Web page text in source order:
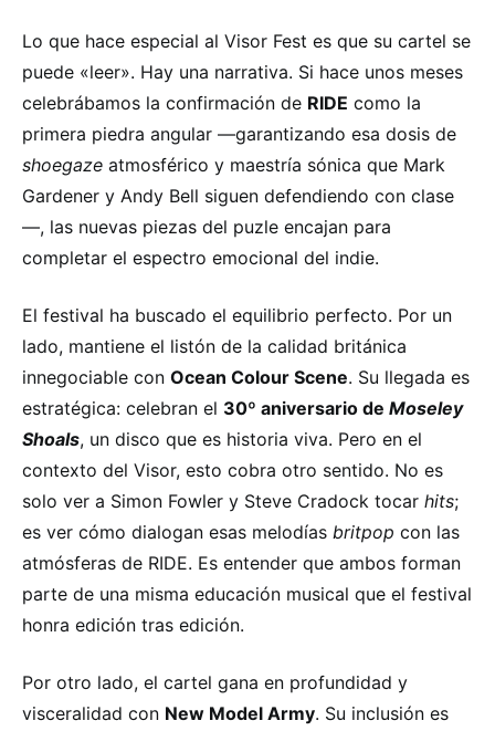
Lo que hace especial al Visor Fest es que su cartel se
puede «leer». Hay una narrativa. Si hace unos meses
celebrábamos la confirmación de RIDE como la
primera piedra angular —garantizando esa dosis de
shoegaze atmosférico y maestría sónica que Mark
Gardener y Andy Bell siguen defendiendo con clase
—, las nuevas piezas del puzle encajan para
completar el espectro emocional del indie.
El festival ha buscado el equilibrio perfecto. Por un
lado, mantiene el listón de la calidad británica
innegociable con Ocean Colour Scene. Su llegada es
estratégica: celebran el 30º aniversario de Moseley
Shoals, un disco que es historia viva. Pero en el
contexto del Visor, esto cobra otro sentido. No es
solo ver a Simon Fowler y Steve Cradock tocar hits;
es ver cómo dialogan esas melodías britpop con las
atmósferas de RIDE. Es entender que ambos forman
parte de una misma educación musical que el festival
honra edición tras edición.
Por otro lado, el cartel gana en profundidad y
visceralidad con New Model Army. Su inclusión es